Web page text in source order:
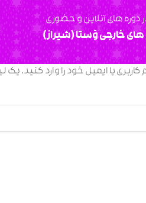
دوره های آنلاین و حضوری
های خارجی وَستا (شیراز)
کاربری یا ایمیل خود را وارد کنید.